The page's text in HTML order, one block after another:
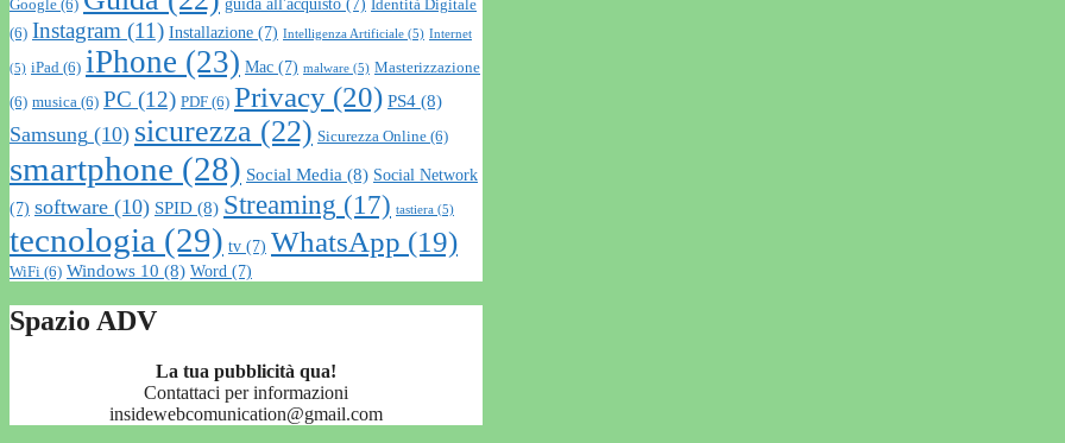
Google (6) guida all'acquisto (7) Identità Digitale
(6) Instagram (11) Installazione (7) Intelligenza Artificiale (5) Internet
(5) iPad (6) iPhone (23) Mac (7) malware (5) Masterizzazione
(6) musica (6) PC (12) PDF (6) Privacy (20) PS4 (8)
Samsung (10) sicurezza (22) Sicurezza Online (6)
smartphone (28) Social Media (8) Social Network
(7) software (10) SPID (8) Streaming (17) tastiera (5)
tecnologia (29) tv (7) WhatsApp (19)
WiFi (6) Windows 10 (8) Word (7)
Spazio ADV
La tua pubblicità qua!
Contattaci per informazioni
insidewebcomunication@gmail.com